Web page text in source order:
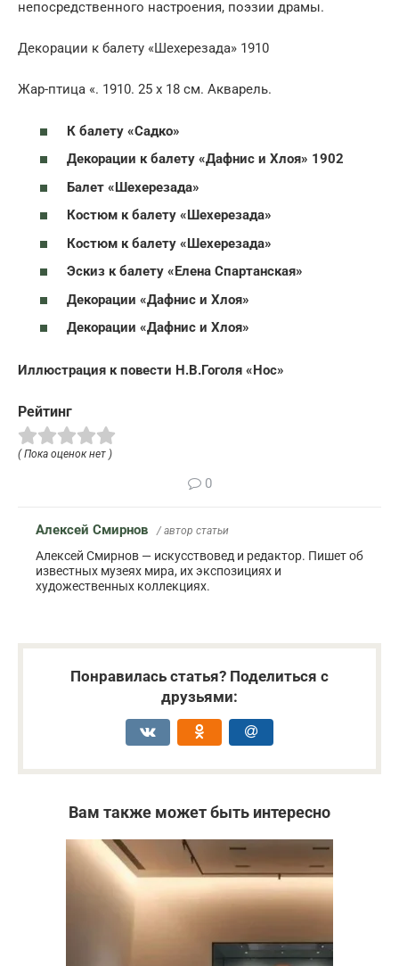
непосредственного настроения, поэзии драмы.
Декорации к балету «Шехерезада» 1910
Жар-птица «. 1910. 25 x 18 см. Акварель.
К балету «Садко»
Декорации к балету «Дафнис и Хлоя» 1902
Балет «Шехерезада»
Костюм к балету «Шехерезада»
Костюм к балету «Шехерезада»
Эскиз к балету «Елена Спартанская»
Декорации «Дафнис и Хлоя»
Декорации «Дафнис и Хлоя»
Иллюстрация к повести Н.В.Гоголя «Нос»
Рейтинг
( Пока оценок нет )
0
Алексей Смирнов / автор статьи
Алексей Смирнов — искусствовед и редактор. Пишет об
известных музеях мира, их экспозициях и
художественных коллекциях.
Понравилась статья? Поделиться с
друзьями:
Вам также может быть интересно